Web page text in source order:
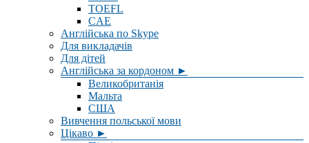
TOEFL
CAE
Англійська по Skype
Для викладачів
Для дітей
Англійська за кордоном ►
Великобританія
Мальта
США
Вивчення польської мови
Цікаво ►